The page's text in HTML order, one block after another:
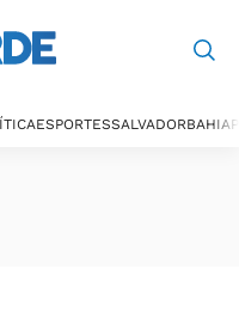
ESPORTESSALVADORBAHIA